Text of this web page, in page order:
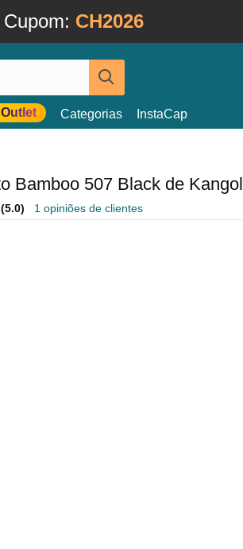
Cupom: CH2026
Outlet Categorias InstaCap
Bamboo 507 Black de Kangol
(5.0) 1 opiniões de clientes